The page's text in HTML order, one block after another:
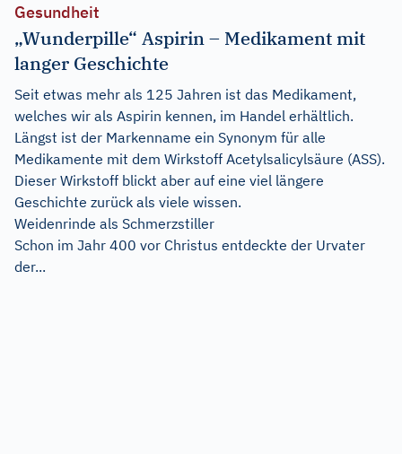
Gesundheit
„Wunderpille“ Aspirin – Medikament mit
langer Geschichte
Seit etwas mehr als 125 Jahren ist das Medikament,
welches wir als Aspirin kennen, im Handel erhältlich.
Längst ist der Markenname ein Synonym für alle
Medikamente mit dem Wirkstoff Acetylsalicylsäure (ASS).
Dieser Wirkstoff blickt aber auf eine viel längere
Geschichte zurück als viele wissen.
Weidenrinde als Schmerzstiller
Schon im Jahr 400 vor Christus entdeckte der Urvater
der...